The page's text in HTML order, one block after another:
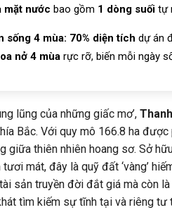
mặt nước bao gồm 1 dòng suốitự
sống 4 mùa: 70% diện tích dự án
nở 4 mùarực rỡ, biến mỗi ngày
lũng của những giấc mơ’,
Bắc. Với quy mô 166.8 ha
giữa thiên nhiên hoang sơ. Sở
mát, đây là quỹ đất ‘vàng’
sản truyền đời đắt giá mà còn
tìm kiếm sự tĩnh tại và riêng tư